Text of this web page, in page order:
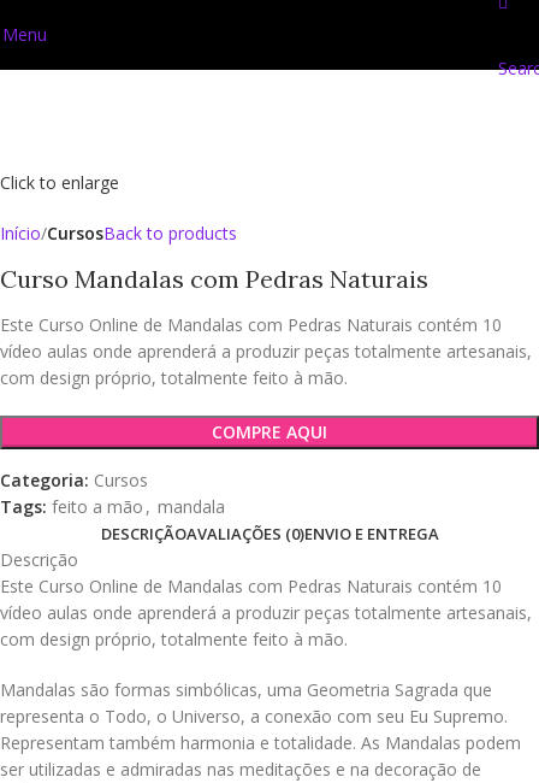
Menu
Click to enlarge
Início CursosBack to products
Curso Mandalas com Pedras Naturais
Este Curso Online de Mandalas com Pedras Naturais contém 10
vídeo aulas onde aprenderá a produzir peças totalmente artesanais,
com design próprio, totalmente feito à mão.
COMPRE AQUI
Categoria: Cursos
Tags: feito a mão , mandala
DESCRIÇÃOAVALIAÇÕES (0)ENVIO E ENTREGA
Descrição
Este Curso Online de Mandalas com Pedras Naturais contém 10
vídeo aulas onde aprenderá a produzir peças totalmente artesanais,
com design próprio, totalmente feito à mão.
Mandalas são formas simbólicas, uma Geometria Sagrada que
representa o Todo, o Universo, a conexão com seu Eu Supremo.
Representam também harmonia e totalidade. As Mandalas podem
ser utilizadas e admiradas nas meditações e na decoração de